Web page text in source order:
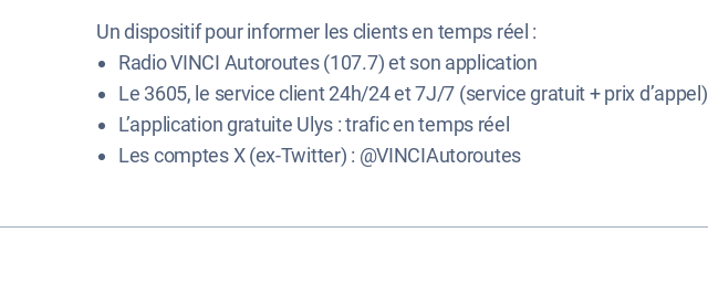
Un dispositif pour informer les clients en temps réel :
Radio VINCI Autoroutes (107.7) et son application
Le 3605, le service client 24h/24 et 7J/7 (service gratuit + prix d’appel)
L’application gratuite Ulys : trafic en temps réel
Les comptes X (ex-Twitter) : @VINCIAutoroutes